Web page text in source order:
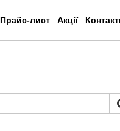
Прайс-лист Акції